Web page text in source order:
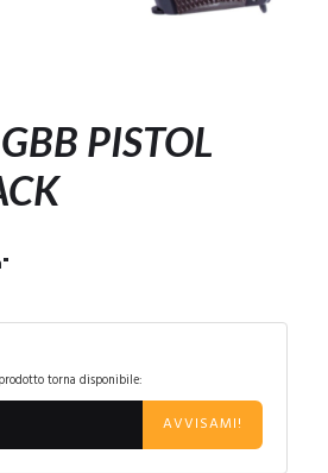
PISTOL
torna disponibile:
AVVISAMI!